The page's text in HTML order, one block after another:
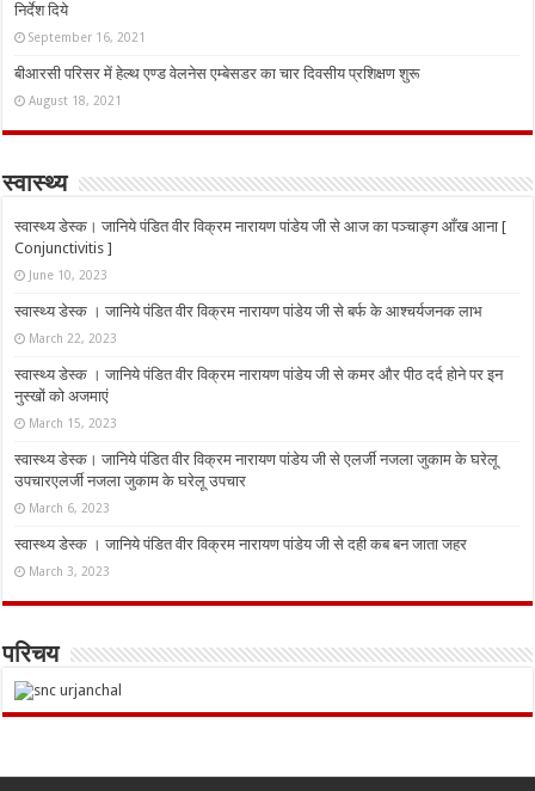
निर्देश दिये
September 16, 2021
बीआरसी परिसर में हेल्थ एण्ड वेलनेस एम्बेसडर का चार दिवसीय प्रशिक्षण शुरू
August 18, 2021
स्वास्थ्य
स्वास्थ्य डेस्क। जानिये पंडित वीर विक्रम नारायण पांडेय जी से आज का पञ्चाङ्ग आँख आना [
Conjunctivitis ]
June 10, 2023
स्वास्थ्य डेस्क । जानिये पंडित वीर विक्रम नारायण पांडेय जी से बर्फ के आश्चर्यजनक लाभ
March 22, 2023
स्वास्थ्य डेस्क । जानिये पंडित वीर विक्रम नारायण पांडेय जी से कमर और पीठ दर्द होने पर इन
नुस्‍खों को अजमाएं
March 15, 2023
स्वास्थ्य डेस्क। जानिये पंडित वीर विक्रम नारायण पांडेय जी से एलर्जी नजला जुकाम के घरेलू
उपचारएलर्जी नजला जुकाम के घरेलू उपचार
March 6, 2023
स्वास्थ्य डेस्क । जानिये पंडित वीर विक्रम नारायण पांडेय जी से दही कब बन जाता जहर
March 3, 2023
परिचय